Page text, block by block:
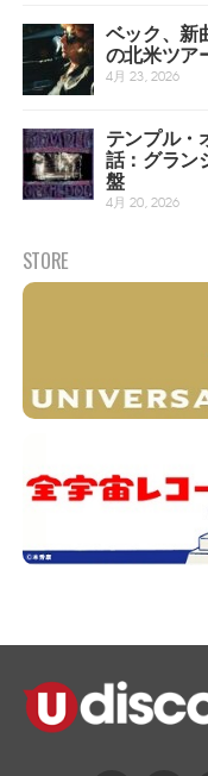
ベック、新
の北米ツア
4月 23, 2026
テンプル・
話：グラン
盤
4月 20, 2026
STORE